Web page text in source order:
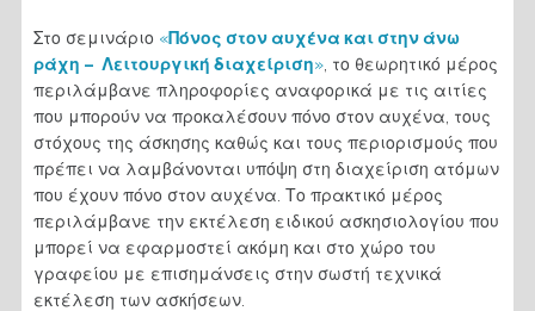
Στο σεμινάριο «Πόνος στον αυχένα και στην άνω
ράχη – Λειτουργική διαχείριση», το θεωρητικό μέρος
περιλάμβανε πληροφορίες αναφορικά με τις αιτίες
που μπορούν να προκαλέσουν πόνο στον αυχένα, τους
στόχους της άσκησης καθώς και τους περιορισμούς που
πρέπει να λαμβάνονται υπόψη στη διαχείριση ατόμων
που έχουν πόνο στον αυχένα. Το πρακτικό μέρος
περιλάμβανε την εκτέλεση ειδικού ασκησιολογίου που
μπορεί να εφαρμοστεί ακόμη και στο χώρο του
γραφείου με επισημάνσεις στην σωστή τεχνικά
εκτέλεση των ασκήσεων.